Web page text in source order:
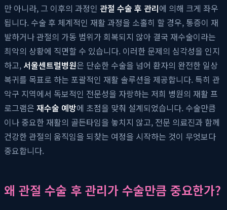
만 아니라, 그 이후의 과정인 관절 수술 후 관리에 의해 크게 좌우
됩니다. 수술 후 체계적인 재활 과정을 소홀히 할 경우, 통증이 재
발하거나 관절의 가동 범위가 회복되지 않아 결국 재수술이라는
최악의 상황에 직면할 수 있습니다. 이러한 문제의 심각성을 인지
하고, 서울센트럴병원은 단순한 수술을 넘어 환자의 완전한 일상
복귀를 목표로 하는 포괄적인 재활 솔루션을 제공합니다. 특히 관
악구 지역에서 독보적인 전문성을 자랑하는 저희 병원의 재활 프
로그램은 재수술 예방에 초점을 맞춰 설계되었습니다. 수술만큼
이나 중요한 재활의 골든타임을 놓치지 않고, 전문 의료진과 함께
건강한 관절의 움직임을 되찾는 여정을 시작하는 것이 무엇보다
중요합니다.
왜 관절 수술 후 관리가 수술만큼 중요한가?